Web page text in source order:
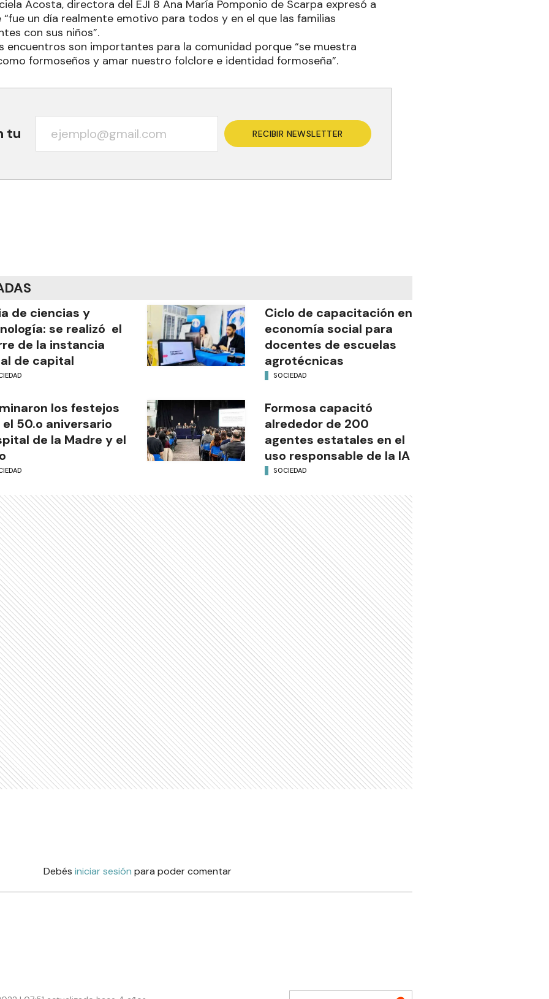
Acosta, directora del EJI 8 Ana María Pomponio de Scarpa expresó a
un día realmente emotivo para todos y en el que las familias
con sus niños”.
encuentros son importantes para la comunidad porque “se muestra
formoseños y amar nuestro folclore e identidad formoseña”.
tu RECIBIR NEWSLETTER
de ciencias y
se realizó el
de la instancia
de capital
Ciclo de capacitación en
economía social para
docentes de escuelas
agrotécnicas
SOCIEDAD
los festejos
50.o aniversario
de la Madre y el
Formosa capacitó
alrededor de 200
agentes estatales en el
uso responsable de la IA
SOCIEDAD
Debés iniciar sesión para poder comentar